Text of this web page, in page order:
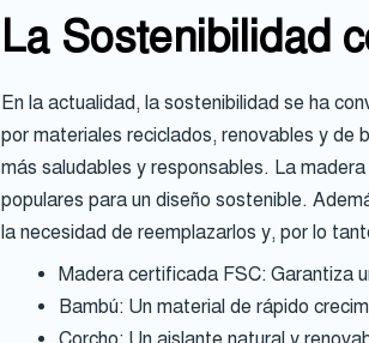
La Sostenibilidad
En la actualidad, la sostenibilidad se ha
por materiales reciclados, renovables y de
más saludables y responsables. La
populares para un diseño sostenible.
la necesidad de reemplazarlos y, por lo
Madera certificada FSC: Garantiza
Bambú: Un material de rápido